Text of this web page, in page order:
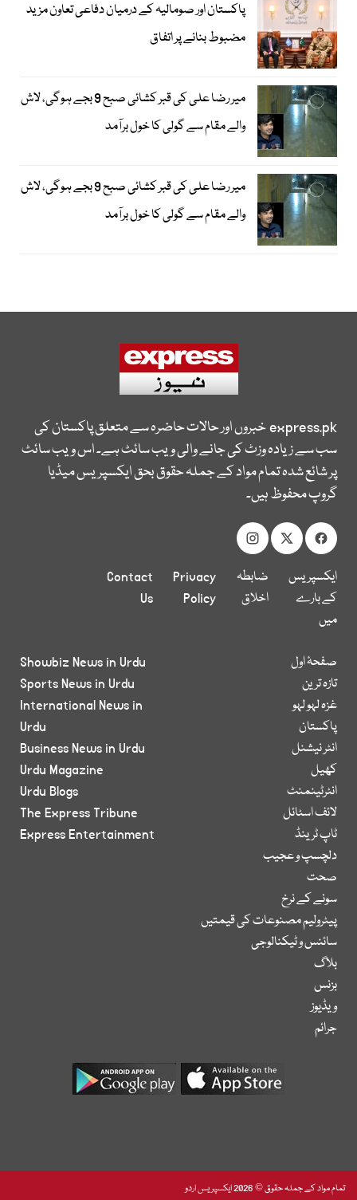
پاکستان اور صومالیہ کے درمیان دفاعی تعاون مزید
مضبوط بنانے پر اتفاق
میر رضا علی کی قبر کشائی صبح 9 بجے ہوگی، لاش
والے مقام سے گولی کا خول برآمد
میر رضا علی کی قبر کشائی صبح 9 بجے ہوگی، لاش
والے مقام سے گولی کا خول برآمد
express.pkخبروں اور حالات حاضرہ سے متعلق پاکستان کی
سب سے زیادہ وزٹ کی جانے والی ویب سائٹ ہے۔ اس ویب سائٹ
پر شائع شدہ تمام مواد کے جملہ حقوق بحق ایکسپریس میڈیا
گروپ محفوظ ہیں۔
ایکسپریس
کے بارے
میں
ضابطہ
اخلاق
Privacy
Policy
Contact
Us
صفحۂ اول
تازہ ترین
غزہ لہو لہو
پاکستان
انٹر نیشنل
کھیل
انٹرٹینمنٹ
لائف اسٹائل
ٹاپ ٹرینڈ
دلچسپ و عجیب
صحت
سونے کے نرخ
پیٹرولیم مصنوعات کی قیمتیں
سائنس و ٹیکنالوجی
بلاگ
بزنس
ویڈیوز
جرائم
Showbiz News in Urdu
Sports News in Urdu
International News in
Urdu
Business News in Urdu
Urdu Magazine
Urdu Blogs
The Express Tribune
Express Entertainment
تمام مواد کے جملہ حقوق © 2026 ایکسپریس اردو